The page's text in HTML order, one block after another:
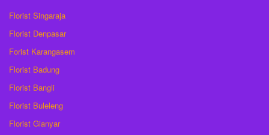
Florist Singaraja
Florist Denpasar
Forist Karangasem
Florist Badung
Florist Bangli
Florist Buleleng
Florist Gianyar